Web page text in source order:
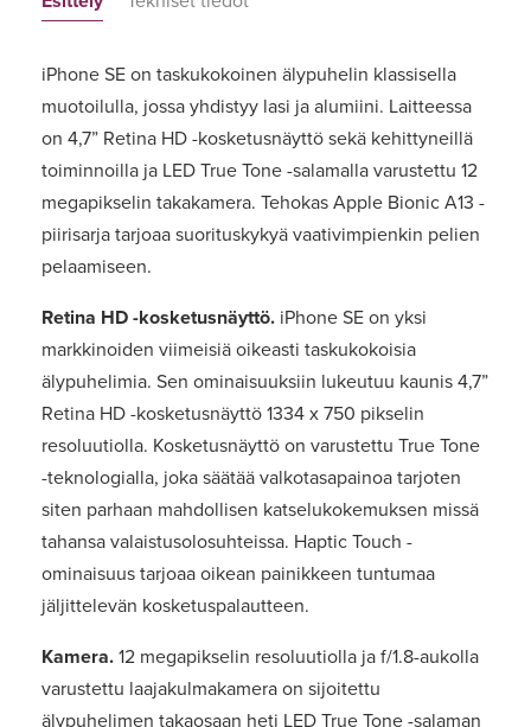
iPhone SE on taskukokoinen älypuhelin klassisella
muotoilulla, jossa yhdistyy lasi ja alumiini. Laitteessa
on 4,7” Retina HD -kosketusnäyttö sekä kehittyneillä
toiminnoilla ja LED True Tone -salamalla varustettu 12
megapikselin takakamera. Tehokas Apple Bionic A13 -
piirisarja tarjoaa suorituskykyä vaativimpienkin pelien
pelaamiseen.
Retina HD -kosketusnäyttö. iPhone SE on yksi
markkinoiden viimeisiä oikeasti taskukokoisia
älypuhelimia. Sen ominaisuuksiin lukeutuu kaunis 4,7”
Retina HD -kosketusnäyttö 1334 x 750 pikselin
resoluutiolla. Kosketusnäyttö on varustettu True Tone
-teknologialla, joka säätää valkotasapainoa tarjoten
siten parhaan mahdollisen katselukokemuksen missä
tahansa valaistusolosuhteissa. Haptic Touch -
ominaisuus tarjoaa oikean painikkeen tuntumaa
jäljittelevän kosketuspalautteen.
Kamera. 12 megapikselin resoluutiolla ja f/1.8-aukolla
varustettu laajakulmakamera on sijoitettu
älypuhelimen takaosaan heti LED True Tone -salaman